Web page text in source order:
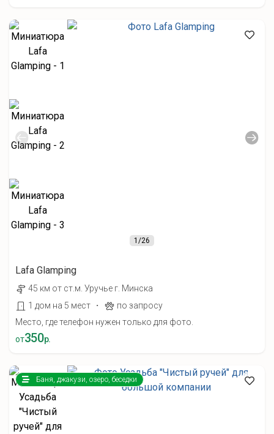
1/26
Lafa Glamping
45 км от ст.м. Уручье г. Минска
1 дом на 5 мест
·
по запросу
Место, где телефон нужен только для фото.
от350р.
Баня, джакузи, озеро, беседки